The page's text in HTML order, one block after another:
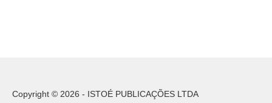
Copyright © 2026 - ISTOÉ PUBLICAÇÕES LTDA